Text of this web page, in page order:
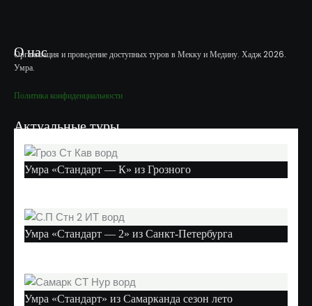
О нас
Организация и проведение доступных туров в Мекку и Медину. Хадж 2026.
Умра.
Политика конфиденциальности
Актуальные туры
Умра «Стандарт — К» из Грозного
Умра «Стандарт — 2» из Санкт-Петербурга
Умра «Стандарт» из Самарканда сезон лето